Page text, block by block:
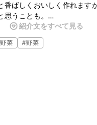
香ばしくおいしく作れます
うことも。
る代わりに揚げ焼きで、ホ
くれちゃいます。
て食べてください！
紹介文をすべて見る
菜 #野菜